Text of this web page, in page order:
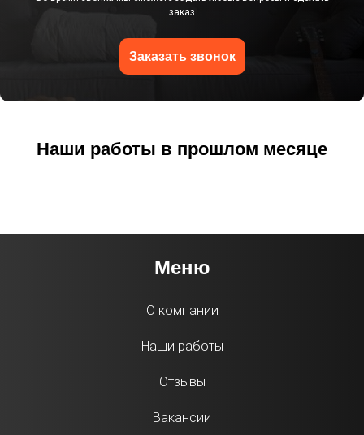
заказ
Заказать звонок
Наши работы в прошлом месяце
Меню
О компании
Наши работы
Отзывы
Вакансии